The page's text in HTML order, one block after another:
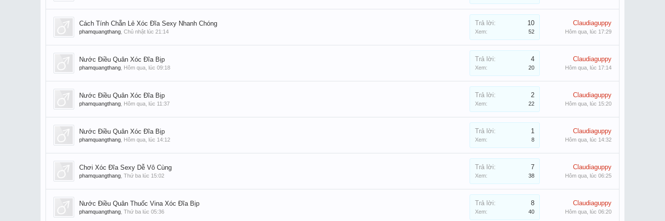
Cách Tính Chẵn Lẻ Xóc Đĩa Sexy Nhanh Chóng
phamquangthang Chủ nhật lúc 21:14
Trả lời: 10
Xem: 52
Claudiaguppy
Hôm qua, lúc 17:29
Nước Điều Quân Xóc Đĩa Bịp
phamquangthang Hôm qua, lúc 09:18
Trả lời: 4
Xem: 20
Claudiaguppy
Hôm qua, lúc 17:14
Nước Điều Quân Xóc Đĩa Bịp
phamquangthang Hôm qua, lúc 11:37
Trả lời: 2
Xem: 22
Claudiaguppy
Hôm qua, lúc 15:20
Nước Điều Quân Xóc Đĩa Bịp
phamquangthang Hôm qua, lúc 14:12
Trả lời: 1
Xem: 8
Claudiaguppy
Hôm qua, lúc 14:32
Chơi Xóc Đĩa Sexy Dễ Vô Cùng
phamquangthang Thứ ba lúc 15:02
Trả lời: 7
Xem: 38
Claudiaguppy
Hôm qua, lúc 06:25
Nước Điều Quân Thuốc Vina Xóc Đĩa Bịp
phamquangthang Thứ ba lúc 05:36
Trả lời: 8
Xem: 40
Claudiaguppy
Hôm qua, lúc 06:20